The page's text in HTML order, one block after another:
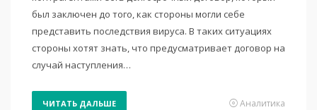
был заключен до того, как стороны могли себе
представить последствия вируса. В таких ситуациях
стороны хотят знать, что предусматривает договор на
случай наступления…
ЧИТАТЬ ДАЛЬШЕ Аналитика